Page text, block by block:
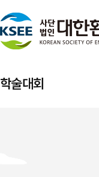
학술대회